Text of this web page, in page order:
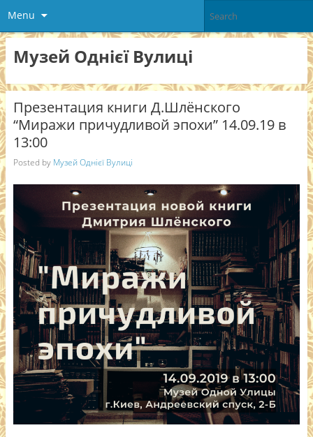
Menu
Музей Однієї Вулиці
Презентация книги Д.Шлёнского
“Миражи причудливой эпохи” 14.09.19 в
13:00
Posted by Музей Однієї Вулиці